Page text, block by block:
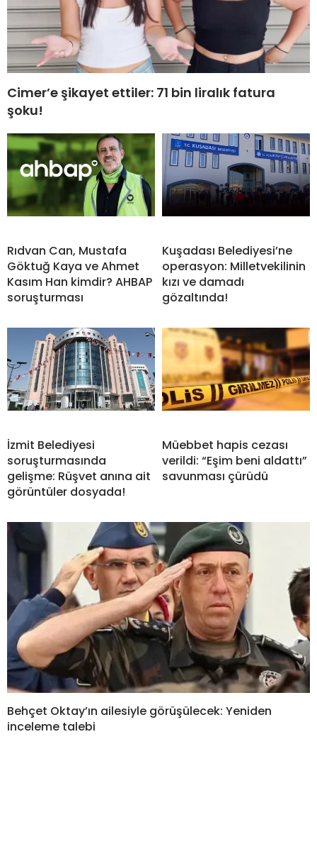
Cimer’e şikayet ettiler: 71 bin liralık fatura
şoku!
Rıdvan Can, Mustafa
Göktuğ Kaya ve Ahmet
Kasım Han kimdir? AHBAP
soruşturması
Kuşadası Belediyesi’ne
operasyon: Milletvekilinin
kızı ve damadı
gözaltında!
İzmit Belediyesi
soruşturmasında
gelişme: Rüşvet anına ait
görüntüler dosyada!
Müebbet hapis cezası
verildi: “Eşim beni aldattı”
savunması çürüdü
Behçet Oktay’ın ailesiyle görüşülecek: Yeniden
inceleme talebi